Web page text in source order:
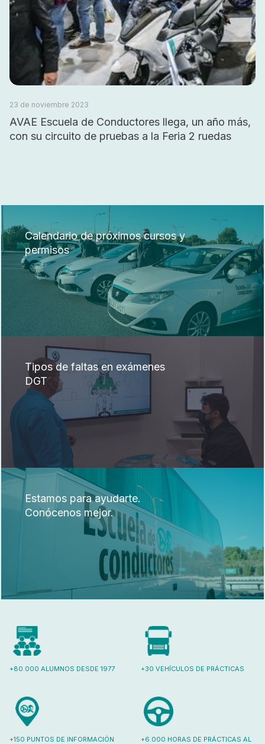
23 de noviembre 2023
AVAE Escuela de Conductores llega, un año más,
con su circuito de pruebas a la Feria 2 ruedas
Calendario de próximos cursos y
permisos
Tipos de faltas en exámenes
DGT
Estamos para ayudarte.
Conócenos mejor.
+80.000 ALUMNOS DESDE 1977 +30 VEHÍCULOS DE PRÁCTICAS
+150 PUNTOS DE INFORMACIÓN
+6.000 HORAS DE PRÁCTICAS AL